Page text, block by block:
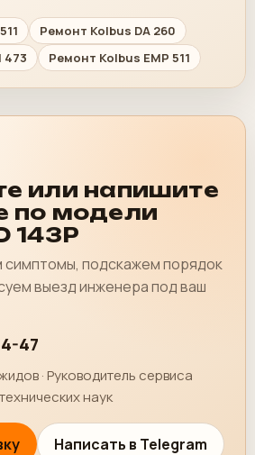
Ремонт Kolbus DA 260
473
Ремонт Kolbus EMP 511
или напишите
по модели
143P
подскажем порядок
выезд инженера под ваш
47
· Руководитель сервиса
наук
Написать в Telegram